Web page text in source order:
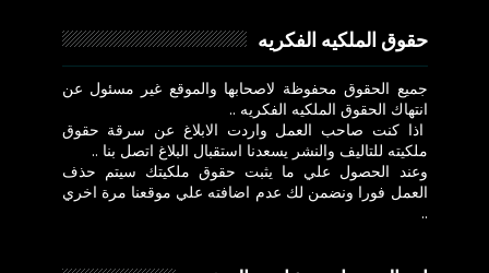
حقوق الملكيه الفكريه
جميع الحقوق محفوظة لاصحابها والموقع غير مسئول عن
انتهاك الحقوق الملكيه الفكريه ..
اذا كنت صاحب العمل واردت الابلاغ عن سرقة حقوق
ملكيته للتاليف والنشر يسعدنا استقبال البلاغ اتصل بنا ..
وعند الحصول علي ما يثبت حقوق ملكيتك سيتم حذف
العمل فورا ونضمن لك عدم اضافته علي موقعنا مرة اخري
..